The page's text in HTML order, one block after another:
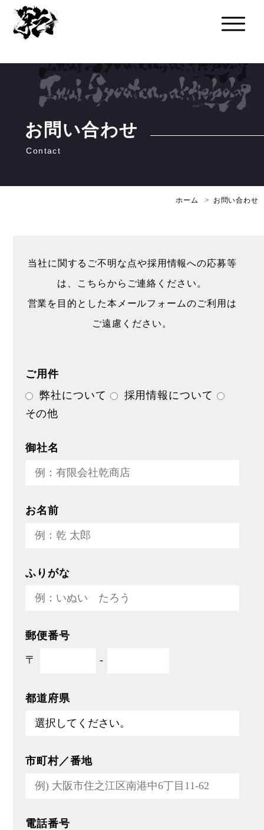
お問い合わせ
ホーム お問い合わせ
当社に関するご不明な点や採用情報への応募等
は、こちらからご連絡ください。
営業を目的とした本メールフォームのご利用は
ご遠慮ください。
ご用件
弊社について
採用情報について
その他
御社名
お名前
ふりがな
郵便番号
〒 -
都道府県
市町村／番地
電話番号